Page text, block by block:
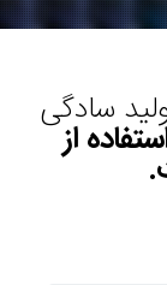
سادگی
از